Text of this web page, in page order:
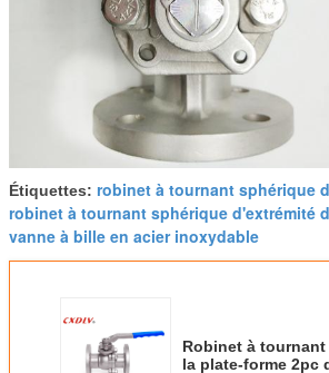
Étiquettes: robinet à tournant sphérique
robinet à tournant sphérique d'extrémité
vanne à bille en acier inoxydable
Robinet à
la plate-forme 2pc